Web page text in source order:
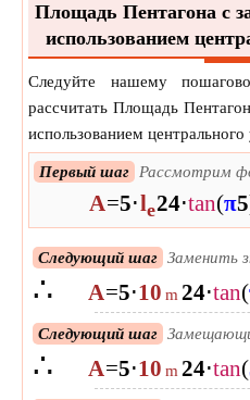
Площадь Пентагона с
использованием
Следуйте нашему
рассчитать Площадь
использованием центрального
Первый шаг Рассмотрим
A=5⋅le24⋅tan(π5
Следующий шаг Заменить
∴ A=5⋅10 m24⋅tan(
Следующий шаг
∴ A=5⋅10 m24⋅tan(